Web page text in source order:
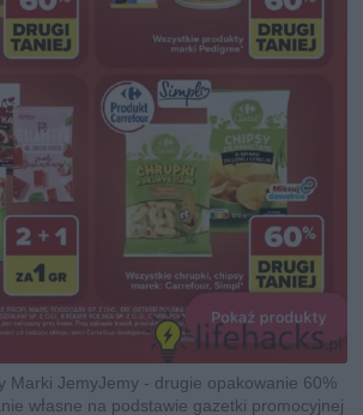
Marki JemyJemy - drugie opakowanie 60%
własne na podstawie gazetki promocyjnej